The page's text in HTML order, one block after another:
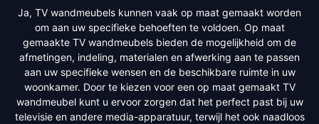
Ja, TV wandmeubels kunnen vaak op maat gemaakt worden
om aan uw specifieke behoeften te voldoen. Op maat
gemaakte TV wandmeubels bieden de mogelijkheid om de
afmetingen, indeling, materialen en afwerking aan te passen
aan uw specifieke wensen en de beschikbare ruimte in uw
woonkamer. Door te kiezen voor een op maat gemaakt TV
wandmeubel kunt u ervoor zorgen dat het perfect past bij uw
televisie en andere media-apparatuur, terwijl het ook naadloos